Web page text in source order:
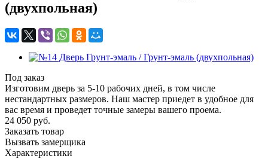
(двухпольная)
Под заказ
Изготовим дверь за 5-10 рабочих дней, в том числе
нестандартных размеров. Наш мастер приедет в удобное для
вас время и проведет точные замеры вашего проема.
24 050 руб.
Заказать товар
Вызвать замерщика
Характеристики